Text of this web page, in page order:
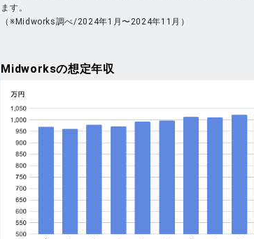
ます。
（※Midworks調べ/2024年1月〜2024年11月）
Midworksの想定年収